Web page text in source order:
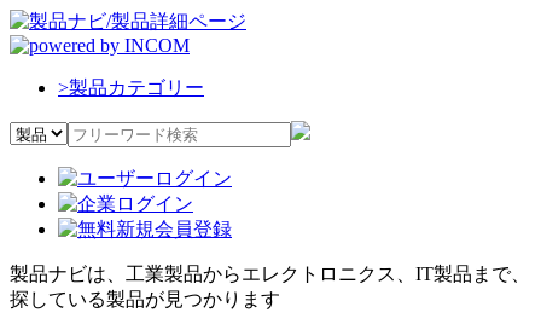
>製品カテゴリー
製品ナビは、工業製品からエレクトロニクス、IT製品まで、
探している製品が見つかります